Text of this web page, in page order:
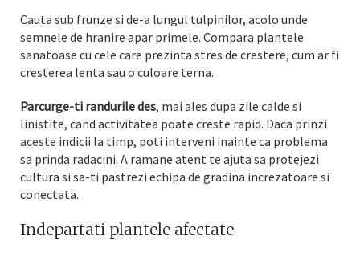
Cauta sub frunze si de-a lungul tulpinilor, acolo unde
semnele de hranire apar primele. Compara plantele
sanatoase cu cele care prezinta stres de crestere, cum ar fi
cresterea lenta sau o culoare terna.
Parcurge-ti randurile des, mai ales dupa zile calde si
linistite, cand activitatea poate creste rapid. Daca prinzi
aceste indicii la timp, poti interveni inainte ca problema
sa prinda radacini. A ramane atent te ajuta sa protejezi
cultura si sa-ti pastrezi echipa de gradina increzatoare si
conectata.
Indepartati plantele afectate